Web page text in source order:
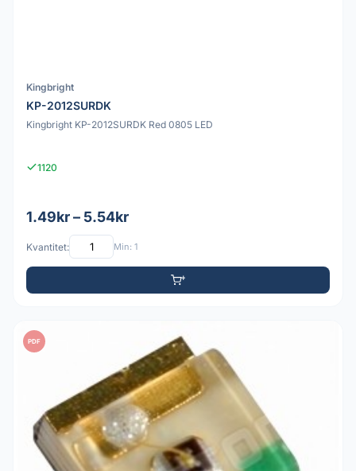
Kingbright
KP-2012SURDK
Kingbright KP-2012SURDK Red 0805 LED
1120
1.49kr – 5.54kr
Kvantitet: Min: 1
PDF